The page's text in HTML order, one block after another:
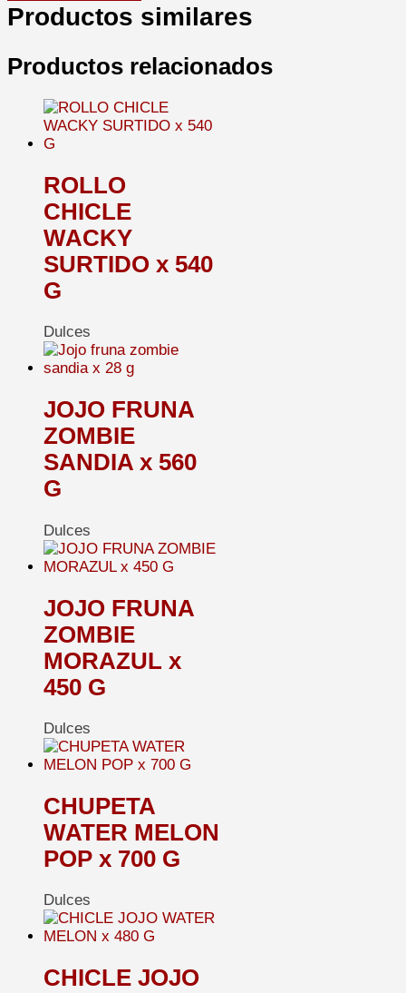
Productos similares
Productos relacionados
ROLLO
CHICLE
WACKY
SURTIDO x 540
G
Dulces
JOJO FRUNA
ZOMBIE
SANDIA x 560
G
Dulces
JOJO FRUNA
ZOMBIE
MORAZUL x
450 G
Dulces
CHUPETA
WATER MELON
POP x 700 G
Dulces
CHICLE JOJO